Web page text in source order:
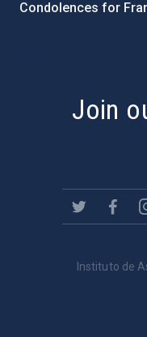
Condolences for
Join
Instituto de